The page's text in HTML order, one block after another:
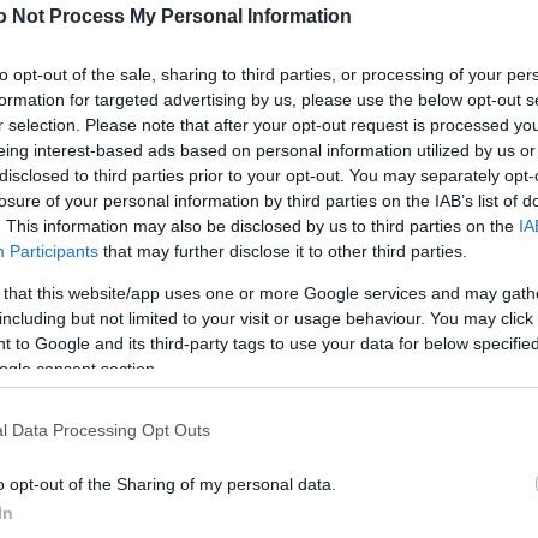
Not Process My Personal Information
opt-out of the sale, sharing to third parties, or processing of your
for targeted advertising by us, please use the below opt-out
selection. Please note that after your opt-out request is processed
interest-based ads based on personal information utilized by us
to third parties prior to your opt-out. You may separately
of your personal information by third parties on the IAB’s list of
This information may also be disclosed by us to third parties on the
Participants that may further disclose it to other third parties.
that this website/app uses one or more Google services and may
but not limited to your visit or usage behaviour. You may
to Google and its third-party tags to use your data for below
consent section.
Data Processing Opt Outs
opt-out of the Sharing of my personal data.
θα χαρίσεις στους αγαπημένους σου
είναι οι πιο fashionable τάσεις στη
τις λεπτομέρειες…